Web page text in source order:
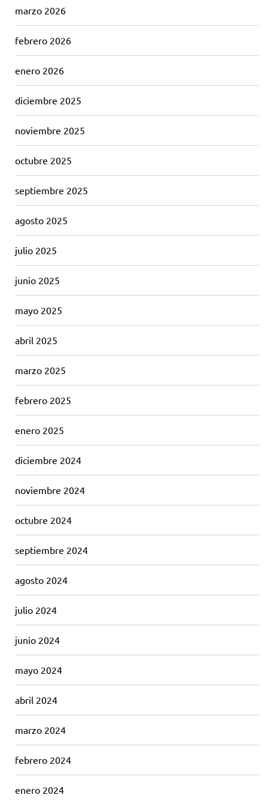
marzo 2026
febrero 2026
enero 2026
diciembre 2025
noviembre 2025
octubre 2025
septiembre 2025
agosto 2025
julio 2025
junio 2025
mayo 2025
abril 2025
marzo 2025
febrero 2025
enero 2025
diciembre 2024
noviembre 2024
octubre 2024
septiembre 2024
agosto 2024
julio 2024
junio 2024
mayo 2024
abril 2024
marzo 2024
febrero 2024
enero 2024